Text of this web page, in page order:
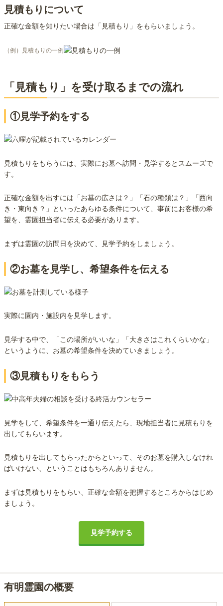
見積もりについて
正確な金額を知りたい場合は「見積もり」をもらいましょう。
（例）見積もりの一例
「見積もり」を受け取るまでの流れ
①見学予約をする
見積もりをもらうには、実際にお墓へ訪問・見学するとスムーズで
す。
正確な金額を出すには「お墓の広さは？」「石の種類は？」「西向
き・東向き？」といったあらゆる条件について、事前にお客様の希
望を、霊園担当者に伝える必要があります。
まずは霊園の訪問日を決めて、見学予約をしましょう。
②お墓を見学し、希望条件を伝える
実際に園内・施設内を見学します。
見学する中で、「この場所がいいな」「大きさはこれくらいかな」
というように、お墓の希望条件を決めていきましょう。
③見積もりをもらう
見学をして、希望条件を一通り伝えたら、現地担当者に見積もりを
出してもらいます。
見積もりを出してもらったからといって、そのお墓を購入しなけれ
ばいけない、ということはもちろんありません。
まずは見積もりをもらい、正確な金額を把握するところからはじめ
ましょう。
見学予約する
有明霊園の概要